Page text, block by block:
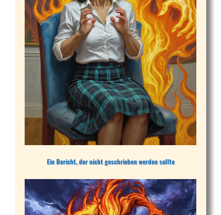
Ein Bericht, der nicht geschrieben werden sollte